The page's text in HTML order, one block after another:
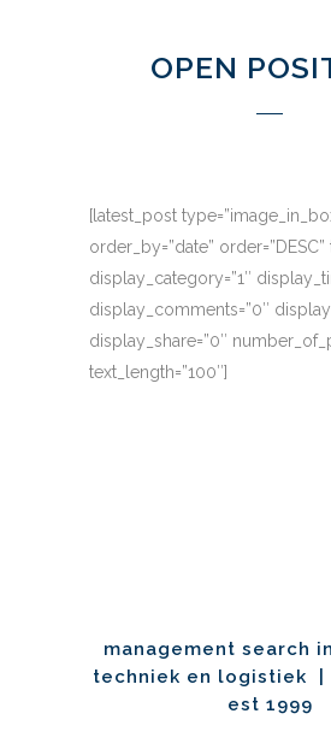
OPEN
[latest_post
order_by=”date” order=”DESC”
display_category=”1″
display_comments=”0″
display_share=”0″
text_length=”100″]
management search
techniek en logistiek
est 1999